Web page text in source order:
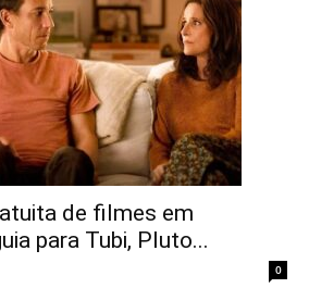
de filmes em
para Tubi, Pluto...
0